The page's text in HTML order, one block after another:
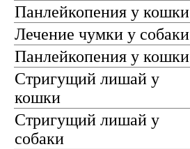
Панлейкопения у кошки
Лечение чумки у собаки
Панлейкопения у кошки
Стригущий лишай у
кошки
Стригущий лишай у
собаки